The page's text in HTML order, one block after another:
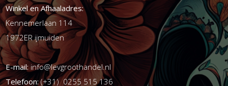
Winkel en Afhaaladres:
Kennemerlaan 114
1972ER ijmuiden
E-mail:info@levgroothandel.nl
Telefoon:(+31) 0255 515 136